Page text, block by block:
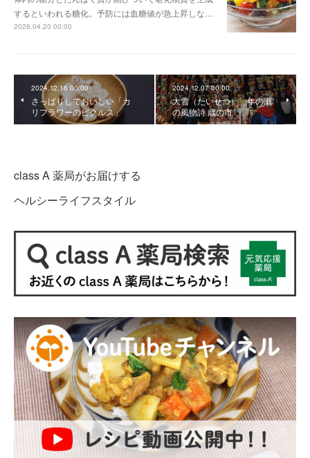
するといわれる糖化。予防には血糖値が急上昇しな…
2026.04.20 00:00
2024.12.16 00:00
さっぱりしておいしい「カ
リフラワーのピクルス」
2024.12.07 00:00
大雪（たいせつ） 年の瀬
の風物詩 歳の市
class A 薬局がお届けする
ヘルシーライフスタイル